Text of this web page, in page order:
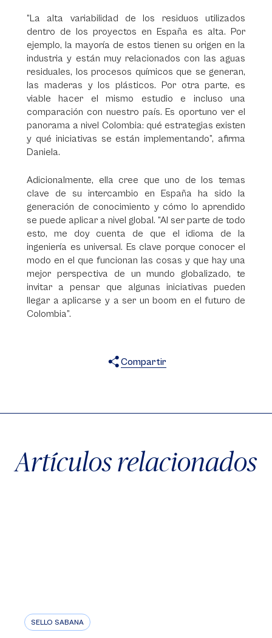
“La alta variabilidad de los residuos utilizados
dentro de los proyectos en España es alta. Por
ejemplo, la mayoría de estos tienen su origen en la
industria y están muy relacionados con las aguas
residuales, los procesos químicos que se generan,
las maderas y los plásticos. Por otra parte, es
viable hacer el mismo estudio e incluso una
comparación con nuestro país. Es oportuno ver el
panorama a nivel Colombia: qué estrategias existen
y qué iniciativas se están implementando”, afirma
Daniela.
Adicionalmente, ella cree que uno de los temas
clave de su intercambio en España ha sido la
generación de conocimiento y cómo lo aprendido
se puede aplicar a nivel global. “Al ser parte de todo
esto, me doy cuenta de que el idioma de la
ingeniería es universal. Es clave porque conocer el
modo en el que funcionan las cosas y que hay una
mejor perspectiva de un mundo globalizado, te
invitar a pensar que algunas iniciativas pueden
llegar a aplicarse y a ser un boom en el futuro de
Colombia”.
Compartir
Artículos relacionados
SELLO SABANA